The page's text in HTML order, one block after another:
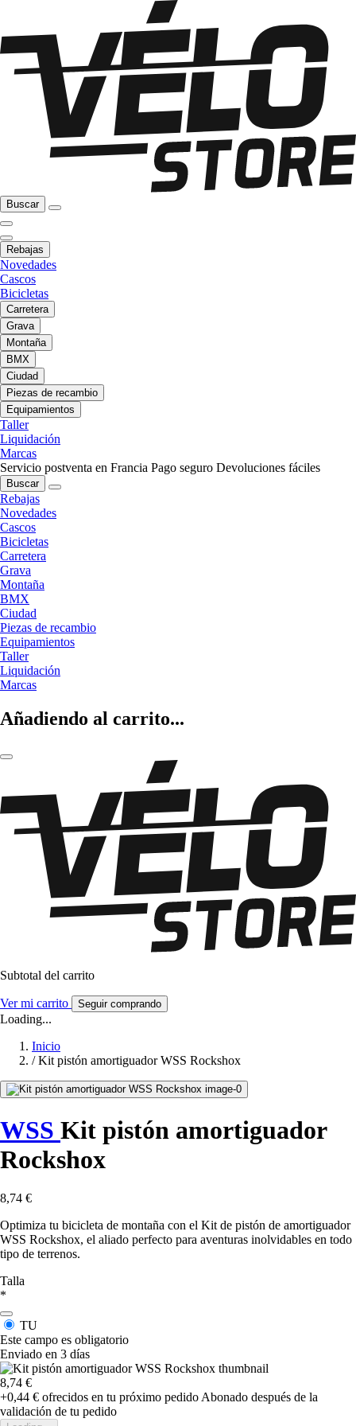
Buscar
Rebajas
Novedades
Cascos
Bicicletas
Carretera
Grava
Montaña
BMX
Ciudad
Piezas de recambio
Equipamientos
Taller
Liquidación
Marcas
Servicio postventa en Francia Pago seguro Devoluciones fáciles
Buscar
Rebajas
Novedades
Cascos
Bicicletas
Carretera
Grava
Montaña
BMX
Ciudad
Piezas de recambio
Equipamientos
Taller
Liquidación
Marcas
Añadiendo al carrito...
Subtotal del carrito
Ver mi carrito Seguir comprando
Loading...
Inicio
/ Kit pistón amortiguador WSS Rockshox
WSS Kit pistón amortiguador
Rockshox
8,74 €
Optimiza tu bicicleta de montaña con el Kit de pistón de amortiguador
WSS Rockshox, el aliado perfecto para aventuras inolvidables en todo
tipo de terrenos.
Talla
*
TU
Este campo es obligatorio
Enviado en 3 días
8,74 €
+0,44 € ofrecidos en tu próximo pedido Abonado después de la
validación de tu pedido